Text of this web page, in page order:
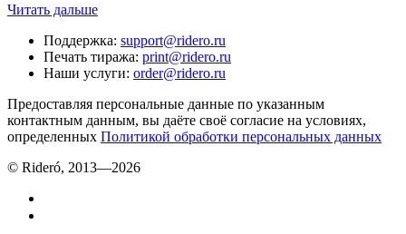
Читать дальше
Поддержка: support@ridero.ru
Печать тиража: print@ridero.ru
Наши услуги: order@ridero.ru
Предоставляя персональные данные по указанным
контактным данным, вы даёте своё согласие на условиях,
определенных Политикой обработки персональных данных
© Rideró, 2013—2026